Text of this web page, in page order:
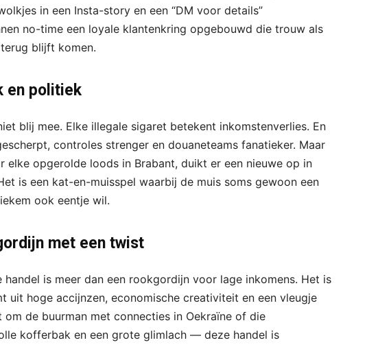
in een Insta-story en een “DM voor details”
no-time een loyale klantenkring opgebouwd die trouw als
blijft komen.
en politiek
blij mee. Elke illegale sigaret betekent inkomstenverlies. En
controles strenger en douaneteams fanatieker. Maar
elke opgerolde loods in Brabant, duikt er een nieuwe op in
is een kat-en-muisspel waarbij de muis soms gewoon een
ook eentje wil.
met een twist
handel is meer dan een rookgordijn voor lage inkomens. Het is
uit hoge accijnzen, economische creativiteit en een vleugje
de buurman met connecties in Oekraïne of die
kofferbak en een grote glimlach — deze handel is